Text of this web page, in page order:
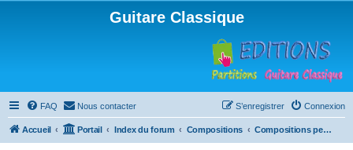
Guitare Classique
FAQ Nous contacter Connexion
S’enregistrer
Accueil Portail Index du forum Compositions Compositions personnelles